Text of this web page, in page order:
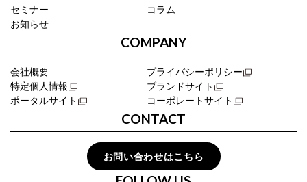
セミナー
コラム
お知らせ
COMPANY
会社概要
プライバシーポリシー
特定個人情報
ブランドサイト
ポータルサイト
コーポレートサイト
CONTACT
お問い合わせはこちら